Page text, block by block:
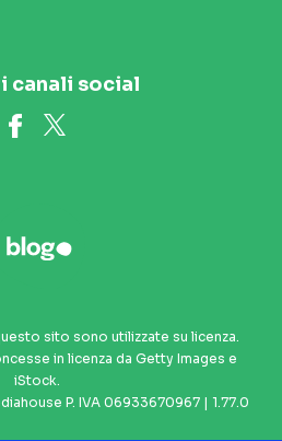
canali social
sito sono utilizzate su licenza.
in licenza da Getty Images e
iStock.
P. IVA 06933670967 | 1.77.0